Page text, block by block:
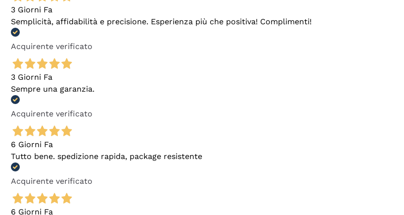
3 Giorni Fa
Semplicità, affidabilità e precisione. Esperienza più che positiva! Complimenti!
Acquirente verificato
3 Giorni Fa
Sempre una garanzia.
Acquirente verificato
6 Giorni Fa
Tutto bene. spedizione rapida, package resistente
Acquirente verificato
6 Giorni Fa